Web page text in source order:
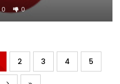
0 0
2 3 4 5